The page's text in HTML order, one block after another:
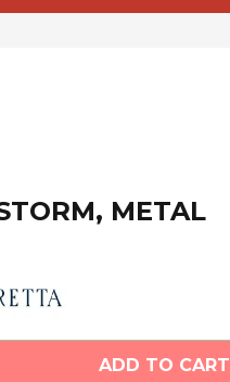
METAL
ADD TO CART